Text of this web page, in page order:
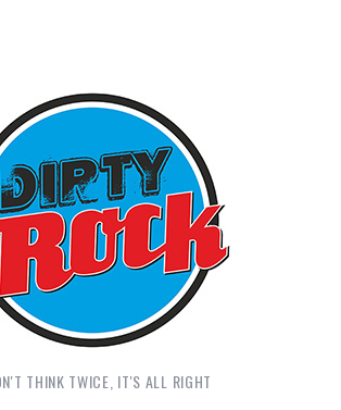
THINK TWICE, IT'S ALL RIGHT